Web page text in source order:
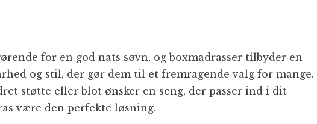
for en god nats søvn, og boxmadrasser tilbyder en
og stil, der gør dem til et fremragende valg for mange.
støtte eller blot ønsker en seng, der passer ind i dit
være den perfekte løsning.